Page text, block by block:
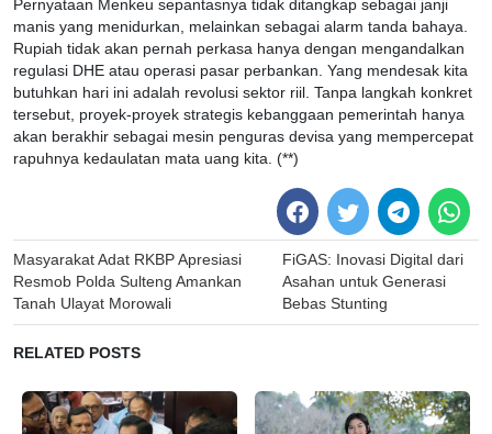
Pernyataan Menkeu sepantasnya tidak ditangkap sebagai janji
manis yang menidurkan, melainkan sebagai alarm tanda bahaya.
Rupiah tidak akan pernah perkasa hanya dengan mengandalkan
regulasi DHE atau operasi pasar perbankan. Yang mendesak kita
butuhkan hari ini adalah revolusi sektor riil. Tanpa langkah konkret
tersebut, proyek-proyek strategis kebanggaan pemerintah hanya
akan berakhir sebagai mesin penguras devisa yang mempercepat
rapuhnya kedaulatan mata uang kita. (**)
Post
navigation
Masyarakat Adat RKBP Apresiasi
Resmob Polda Sulteng Amankan
Tanah Ulayat Morowali
FiGAS: Inovasi Digital dari
Asahan untuk Generasi
Bebas Stunting
RELATED POSTS